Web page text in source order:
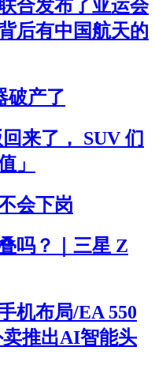
合发布了亚运会
后有中国航天的
破产了
来了， SUV 们
」
会下岗
吗？｜三星 Z
机布局/EA 550
推出AI智能头